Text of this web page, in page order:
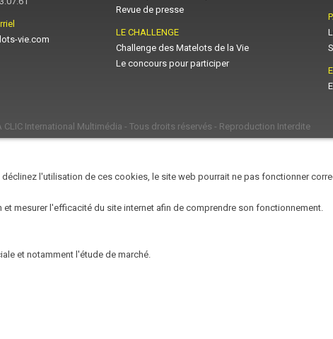
vie.com
Revue de presse
LE CHALLENGE
Challenge des Matelots de la Vie
Le concours pour participer
CLIC International Multimédia - Tous droits réservés - Reproduction Interdite
l'utilisation de ces cookies, le site web pourrait ne pas fonctionner
mesurer l'efficacité du site internet afin de comprendre son fonctionnement.
et notamment l'étude de marché.